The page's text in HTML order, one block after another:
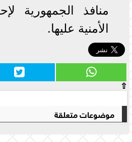
منافذ الجمهورية
الأمنية عليها.
⇧
موضوعات متعلقة